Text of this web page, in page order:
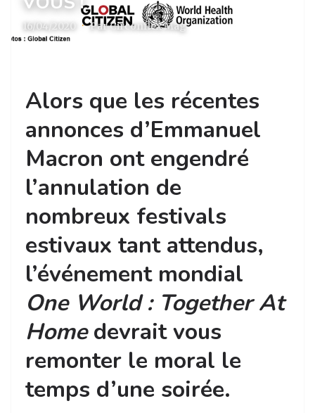
16/04/2020 · Par Circonflex Mag
Alors que les récentes
annonces d’Emmanuel
Macron ont engendré
l’annulation de
nombreux festivals
estivaux tant attendus,
l’événement mondial
One World : Together At
Homedevrait vous
remonter le moral le
temps d’une soirée.